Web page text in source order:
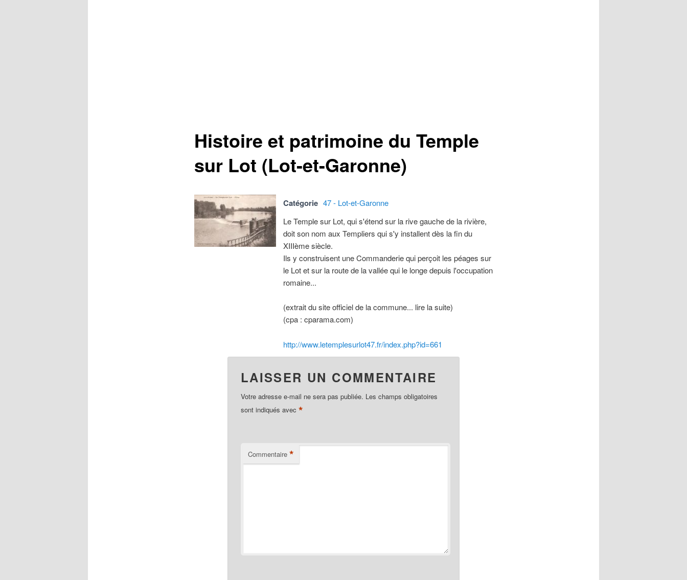
Histoire et patrimoine du Temple
sur Lot (Lot-et-Garonne)
Catégorie 47 - Lot-et-Garonne
Le Temple sur Lot, qui s'étend sur la rive gauche de la rivière,
doit son nom aux Templiers qui s'y installent dès la fin du
XIIIème siècle.
Ils y construisent une Commanderie qui perçoit les péages sur
le Lot et sur la route de la vallée qui le longe depuis l'occupation
romaine...
(extrait du site officiel de la commune... lire la suite)
(cpa : cparama.com)
http://www.letemplesurlot47.fr/index.php?id=661
LAISSER UN COMMENTAIRE
Votre adresse e-mail ne sera pas publiée. Les champs obligatoires
sont indiqués avec *
Commentaire *